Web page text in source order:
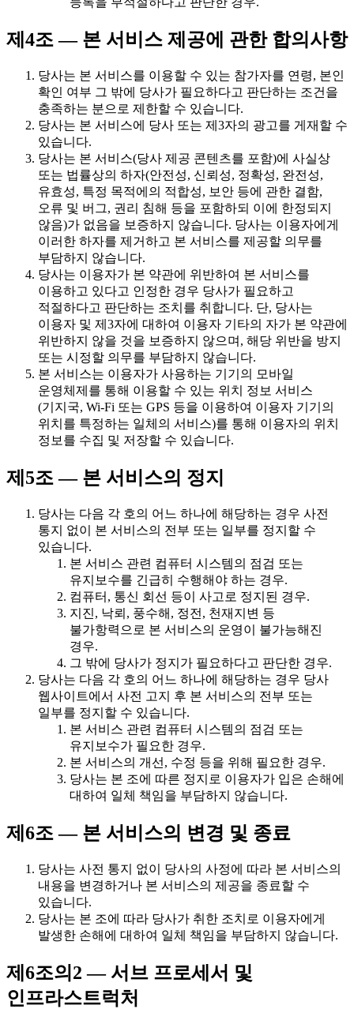
제4조 — 본 서비스 제공에 관한 합의사항
당사는 본 서비스를 이용할 수 있는 참가자를 연령, 본인
확인 여부 그 밖에 당사가 필요하다고 판단하는 조건을
충족하는 분으로 제한할 수 있습니다.
당사는 본 서비스에 당사 또는 제3자의 광고를 게재할 수
있습니다.
당사는 본 서비스(당사 제공 콘텐츠를 포함)에 사실상
또는 법률상의 하자(안전성, 신뢰성, 정확성, 완전성,
유효성, 특정 목적에의 적합성, 보안 등에 관한 결함,
오류 및 버그, 권리 침해 등을 포함하되 이에 한정되지
않음)가 없음을 보증하지 않습니다. 당사는 이용자에게
이러한 하자를 제거하고 본 서비스를 제공할 의무를
부담하지 않습니다.
당사는 이용자가 본 약관에 위반하여 본 서비스를
이용하고 있다고 인정한 경우 당사가 필요하고
적절하다고 판단하는 조치를 취합니다. 단, 당사는
이용자 및 제3자에 대하여 이용자 기타의 자가 본 약관에
위반하지 않을 것을 보증하지 않으며, 해당 위반을 방지
또는 시정할 의무를 부담하지 않습니다.
본 서비스는 이용자가 사용하는 기기의 모바일
운영체제를 통해 이용할 수 있는 위치 정보 서비스
(기지국, Wi-Fi 또는 GPS 등을 이용하여 이용자 기기의
위치를 특정하는 일체의 서비스)를 통해 이용자의 위치
정보를 수집 및 저장할 수 있습니다.
제5조 — 본 서비스의 정지
당사는 다음 각 호의 어느 하나에 해당하는 경우 사전
통지 없이 본 서비스의 전부 또는 일부를 정지할 수
있습니다.
본 서비스 관련 컴퓨터 시스템의 점검 또는
유지보수를 긴급히 수행해야 하는 경우.
컴퓨터, 통신 회선 등이 사고로 정지된 경우.
지진, 낙뢰, 풍수해, 정전, 천재지변 등
불가항력으로 본 서비스의 운영이 불가능해진
경우.
그 밖에 당사가 정지가 필요하다고 판단한 경우.
당사는 다음 각 호의 어느 하나에 해당하는 경우 당사
웹사이트에서 사전 고지 후 본 서비스의 전부 또는
일부를 정지할 수 있습니다.
본 서비스 관련 컴퓨터 시스템의 점검 또는
유지보수가 필요한 경우.
본 서비스의 개선, 수정 등을 위해 필요한 경우.
당사는 본 조에 따른 정지로 이용자가 입은 손해에
대하여 일체 책임을 부담하지 않습니다.
제6조 — 본 서비스의 변경 및 종료
당사는 사전 통지 없이 당사의 사정에 따라 본 서비스의
내용을 변경하거나 본 서비스의 제공을 종료할 수
있습니다.
당사는 본 조에 따라 당사가 취한 조치로 이용자에게
발생한 손해에 대하여 일체 책임을 부담하지 않습니다.
제6조의2 — 서브 프로세서 및
인프라스트럭처